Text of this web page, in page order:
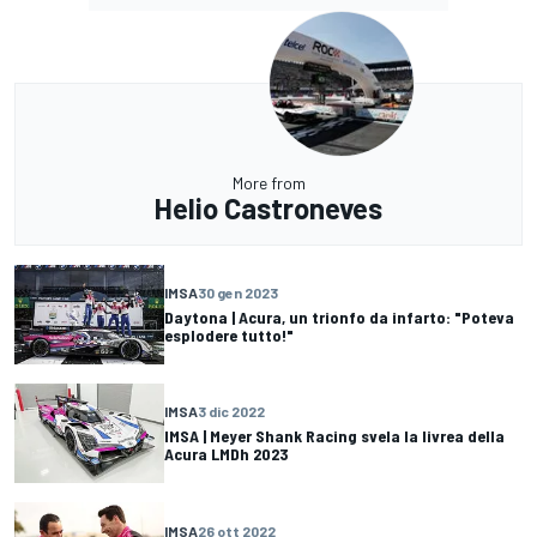
More from
Helio Castroneves
IMSA30 gen 2023
Daytona | Acura, un trionfo da infarto: "Poteva
esplodere tutto!"
IMSA3 dic 2022
IMSA | Meyer Shank Racing svela la livrea della
Acura LMDh 2023
IMSA26 ott 2022